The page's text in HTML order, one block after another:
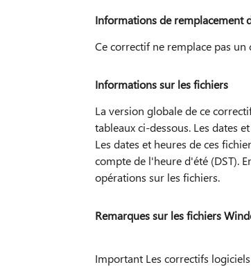
Informations de remplacement
Ce correctif ne remplace pas
Informations sur les fichiers
La version globale de ce
tableaux ci-dessous. Les dates
Les dates et heures de ces
compte de l'heure d'été (DST).
opérations sur les fichiers.
Remarques sur les fichiers
Important Les correctifs